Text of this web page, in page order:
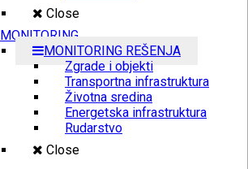
Close
MONITORING
MONITORING REŠENJA
Zgrade i objekti
Transportna infrastruktura
Životna sredina
Energetska infrastruktura
Rudarstvo
Close